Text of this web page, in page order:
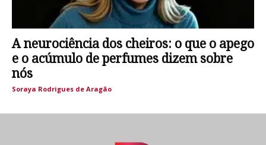
A neurociência dos cheiros: o que o apego
e o acúmulo de perfumes dizem sobre
nós
Soraya Rodrigues de Aragão